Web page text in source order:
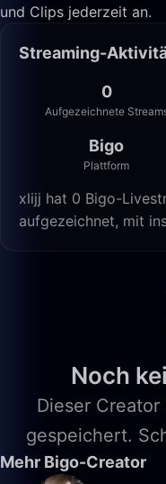
und Clips jederzeit an.
Streaming-
0
Aufgezeichnete
Bigo
Plattform
xlijj hat 0 Bigo-
aufgezeichnet, mit
Noch
Dieser
gespeichert.
Mehr Bigo-Creator